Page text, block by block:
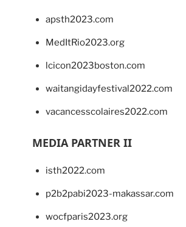
apsth2023.com
MedItRio2023.org
lcicon2023boston.com
waitangidayfestival2022.com
vacancesscolaires2022.com
MEDIA PARTNER II
isth2022.com
p2b2pabi2023-makassar.com
wocfparis2023.org